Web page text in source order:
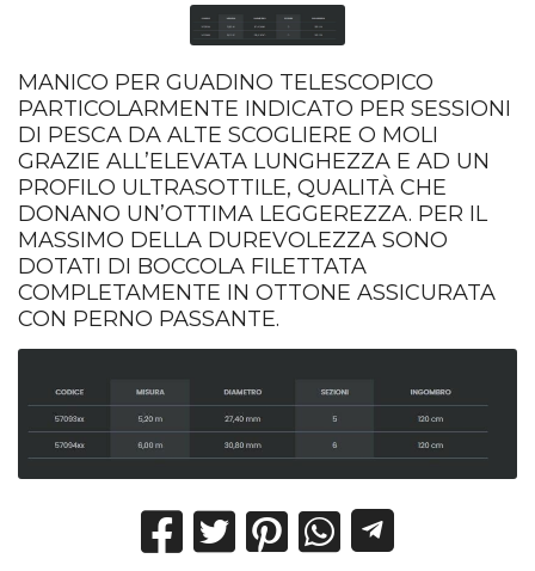
MANICO PER GUADINO TELESCOPICO
PARTICOLARMENTE INDICATO PER SESSIONI
DI PESCA DA ALTE SCOGLIERE O MOLI
GRAZIE ALL’ELEVATA LUNGHEZZA E AD UN
PROFILO ULTRASOTTILE, QUALITÀ CHE
DONANO UN’OTTIMA LEGGEREZZA. PER IL
MASSIMO DELLA DUREVOLEZZA SONO
DOTATI DI BOCCOLA FILETTATA
COMPLETAMENTE IN OTTONE ASSICURATA
CON PERNO PASSANTE.